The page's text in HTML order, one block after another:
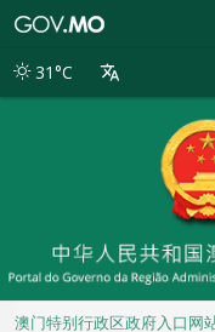
别
31°C
澳门特别行政区政府入口网